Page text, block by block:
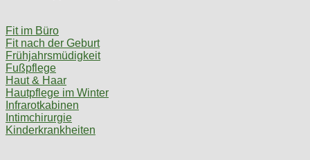
Fit im Büro
Fit nach der Geburt
Frühjahrsmüdigkeit
Fußpflege
Haut & Haar
Hautpflege im Winter
Infrarotkabinen
Intimchirurgie
Kinderkrankheiten